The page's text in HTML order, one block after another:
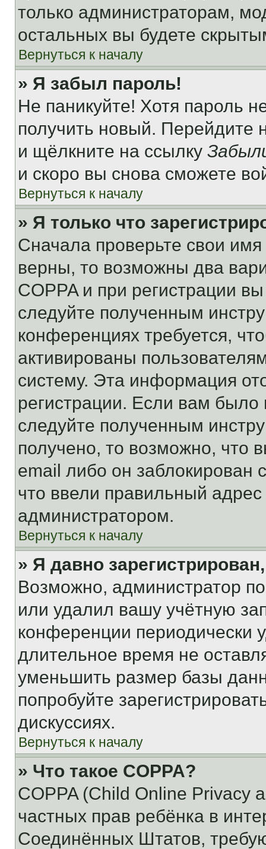
только администраторам,
остальных вы будете
Вернуться к началу
» Я забыл пароль!
Не паникуйте! Хотя пароль
получить новый. Перейдите
и щёлкните на ссылку
и скоро вы снова сможете
Вернуться к началу
» Я только что
Сначала проверьте свои
верны, то возможны два
COPPA и при регистрации
следуйте полученным
конференциях требуется,
активированы
систему. Эта информация
регистрации. Если вам
следуйте полученным
получено, то возможно, что
email либо он
что ввели правильный адрес
администратором.
Вернуться к началу
» Я давно
Возможно, администратор
или удалил вашу учётную
конференции периодически
длительное время не
уменьшить размер базы
попробуйте
дискуссиях.
Вернуться к началу
» Что такое COPPA?
COPPA (Child Online Privacy
частных прав ребёнка в
Соединённых Штатов,